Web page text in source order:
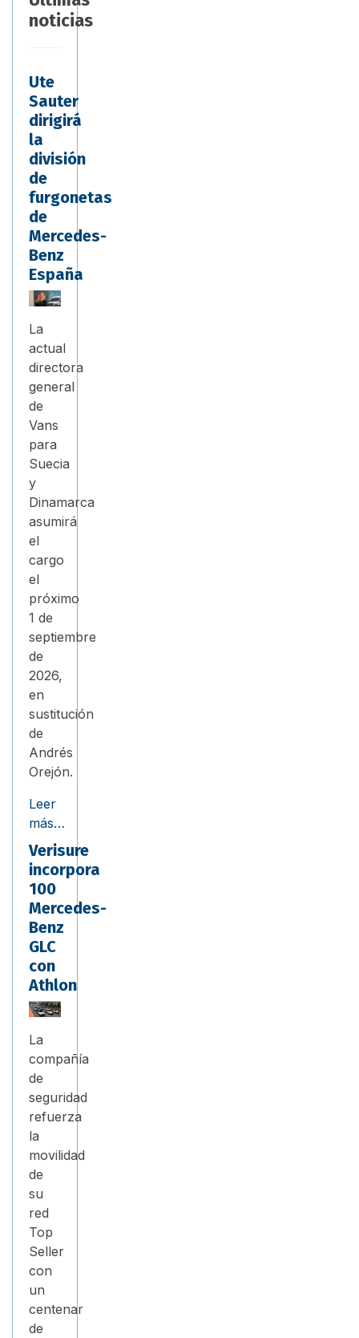
noticias
Ute
Sauter
dirigirá
la
división
de
furgonetas
de
Mercedes-
Benz
España
La
actual
directora
general
de
Vans
para
Suecia
y
Dinamarca
asumirá
el
cargo
el
próximo
1 de
septiembre
de
2026,
en
sustitución
de
Andrés
Orejón.
Leer
más…
Verisure
incorpora
100
Mercedes-
Benz
GLC
con
Athlon
La
compañía
de
seguridad
refuerza
la
movilidad
de
su
red
Top
Seller
con
un
centenar
de